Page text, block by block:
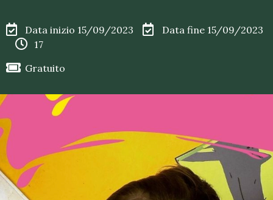
Data inizio 15/09/2023
Data fine 15/09/2023
17
Gratuito